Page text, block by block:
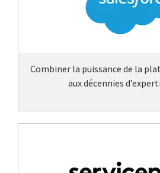
Combiner la puissance de la
aux décennies